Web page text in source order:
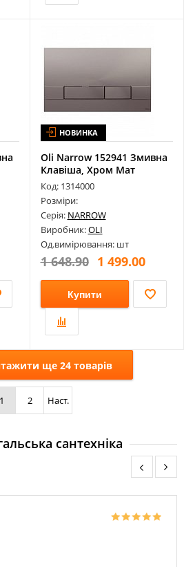
НОВИНКА
Oli Narrow 152941 Змивна
Клавіша, Хром Мат
Код: 1314000
Розміри:
Серія: NARROW
Виробник:OLI
Од.вимірювання: шт
1 648.90 1 499.00
Купити
ще 24 товарів
1 2 Наст.
сантехніка